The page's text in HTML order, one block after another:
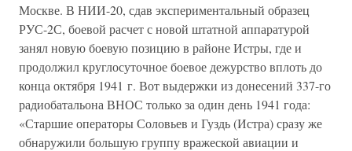
Москве. В НИИ-20, сдав экспериментальный образец
РУС-2С, боевой расчет с новой штатной аппаратурой
занял новую боевую позицию в районе Истры, где и
продолжил круглосуточное боевое дежурство вплоть до
конца октября 1941 г. Вот выдержки из донесений 337-го
радиобатальона ВНОС только за один день 1941 года:
«Старшие операторы Соловьев и Гуздь (Истра) сразу же
обнаружили большую группу вражеской авиации и